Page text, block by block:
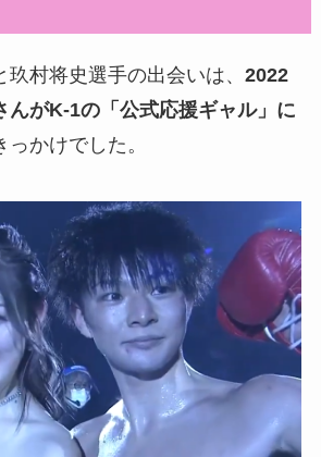
村将史選手の出会いは、 2022
んがK-1の「公式応援ギャル」に
っかけでした。